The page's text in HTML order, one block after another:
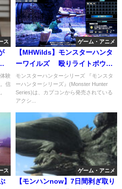
ス
験
信
ゲーム・アニメ
【MHWilds】モンスターハンタ
ーワイルズ 殴りライトボウガ
ンという神武器を覚えているかw
モンスターハンターシリーズ 『モンスタ
ーハンターシリーズ』(Monster Hunter
Series)は、カプコンから発売されている
アクシ...
ス ゲーム・アニメ
【モンハンnow】7日間剥ぎ取り